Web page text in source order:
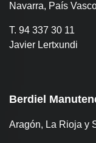
Navarra, País
T. 94 337 30 11
Javier Lertxundi
Berdiel
Aragón, La Rioja y